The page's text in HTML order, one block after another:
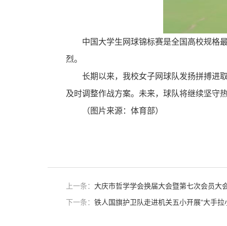
中国大学生网球锦标赛是全国高校规格
烈。
长期以来，我校女子网球队发扬拼搏进
及时调整作战方案。未来，球队将继续坚守
（图片来源：体育部）
上一条： 大庆市哲学学会换届大会暨第七次会员大
下一条： 铁人国旗护卫队走进机关五小开展“大手